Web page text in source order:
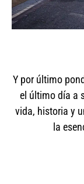
Y por último
el último día a
vida, historia y
la